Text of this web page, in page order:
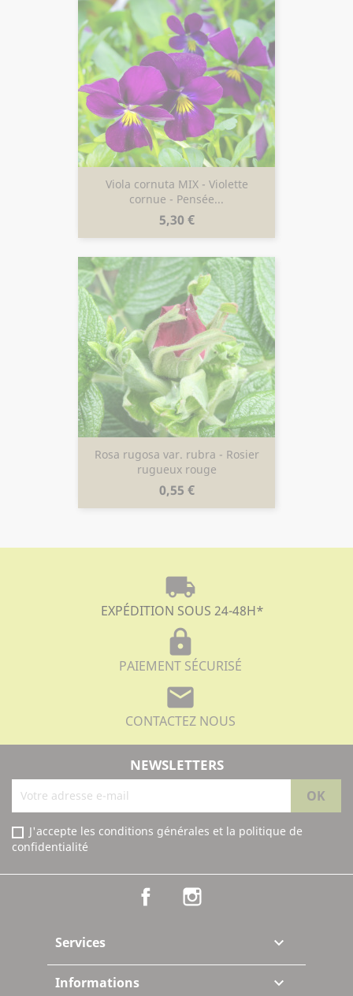
Viola cornuta MIX - Violette
cornue - Pensée...
Prix
5,30 €
Rosa rugosa var. rubra - Rosier
rugueux rouge
Prix
0,55 €
local_shipping
EXPÉDITION SOUS 24-48H*
lock
PAIEMENT SÉCURISÉ
mail
CONTACTEZ NOUS
NEWSLETTERS
J'accepte les conditions générales et la politique de
confidentialité
Facebook
Services 
Informations 